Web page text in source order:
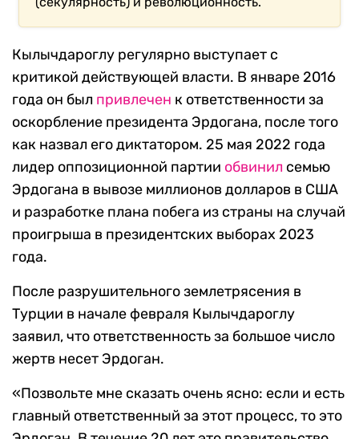
Кылычдароглу регулярно выступает с
критикой действующей власти. В январе 2016
года он был привлечен к ответственности за
оскорбление президента Эрдогана, после того
как назвал его диктатором. 25 мая 2022 года
лидер оппозиционной партии обвинил семью
Эрдогана в вывозе миллионов долларов в США
и разработке плана побега из страны на случай
проигрыша в президентских выборах 2023
года.
После разрушительного землетрясения в
Турции в начале февраля Кылычдароглу
заявил, что ответственность за большое число
жертв несет Эрдоган.
«Позвольте мне сказать очень ясно: если и есть
главный ответственный за этот процесс, то это